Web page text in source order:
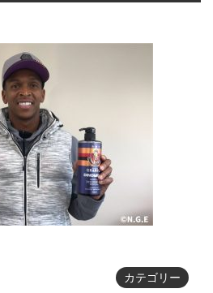
カテゴリー